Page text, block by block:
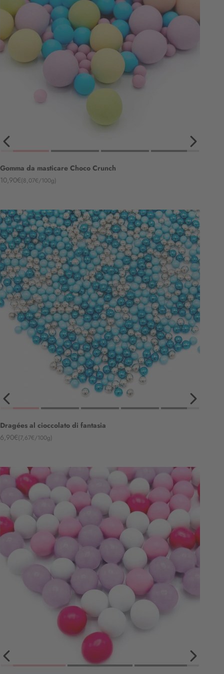
Gomma da masticare Choco Crunch
Angebot
10,90€(8,07€/100g)
Dragées al cioccolato di fantasia
Angebot
6,90€(7,67€/100g)